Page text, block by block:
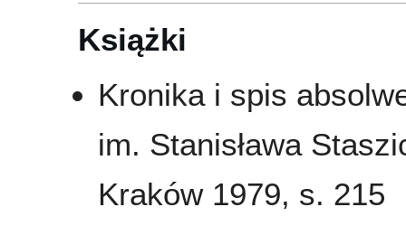
Książki
Kronika i spis
im. Stanisława
Kraków 1979, s. 215